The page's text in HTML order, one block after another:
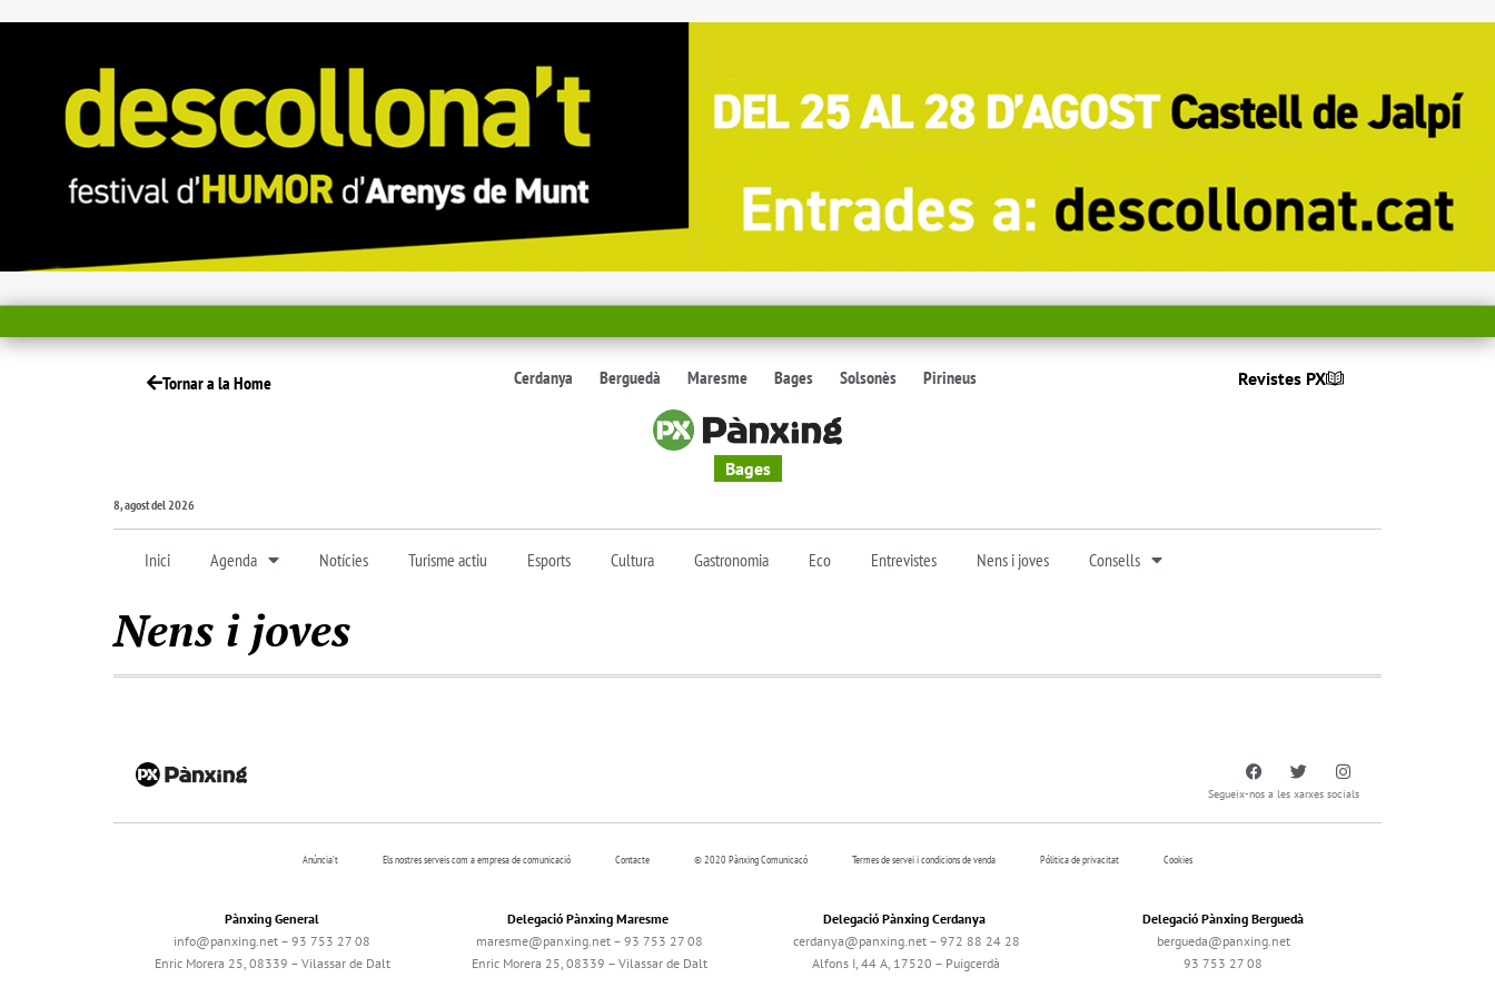
Tornar a la Home Cerdanya Berguedà Maresme Bages Solsonès Pirineus Revistes PX
Bages
8, agost del 2026
Inici Agenda Notícies Turisme actiu Esports Cultura Gastronomia Eco Entrevistes Nens i joves Consells
Nens i joves
Segueix-nos a les xarxes socials
Anúncia’t Els nostres serveis com a empresa de comunicació Contacte © 2020 Pànxing Comunicacó Termes de servei i condicions de venda Pólitica de privacitat Cookies
Pànxing General
info@panxing.net – 93 753 27 08
Enric Morera 25, 08339 – Vilassar de Dalt
Delegació Pànxing Maresme
maresme@panxing.net – 93 753 27 08
Enric Morera 25, 08339 – Vilassar de Dalt
Delegació Pànxing Cerdanya
cerdanya@panxing.net – 972 88 24 28
Alfons I, 44 A, 17520 – Puigcerdà
Delegació Pànxing Berguedà
bergueda@panxing.net
93 753 27 08